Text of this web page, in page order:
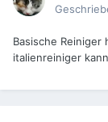
Basische
italienreiniger